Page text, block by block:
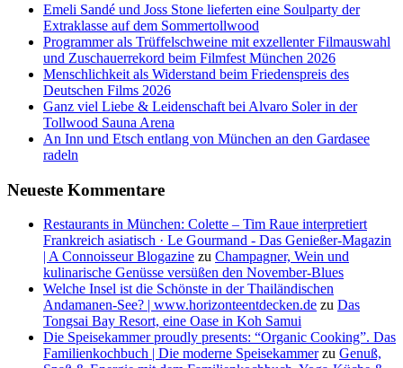
Emeli Sandé und Joss Stone lieferten eine Soulparty der
Extraklasse auf dem Sommertollwood
Programmer als Trüffelschweine mit exzellenter Filmauswahl
und Zuschauerrekord beim Filmfest München 2026
Menschlichkeit als Widerstand beim Friedenspreis des
Deutschen Films 2026
Ganz viel Liebe & Leidenschaft bei Alvaro Soler in der
Tollwood Sauna Arena
An Inn und Etsch entlang von München an den Gardasee
radeln
Neueste Kommentare
Restaurants in München: Colette – Tim Raue interpretiert
Frankreich asiatisch · Le Gourmand - Das Genießer-Magazin
| A Connoisseur Blogazine zu Champagner, Wein und
kulinarische Genüsse versüßen den November-Blues
Welche Insel ist die Schönste in der Thailändischen
Andamanen-See? | www.horizonteentdecken.de zu Das
Tongsai Bay Resort, eine Oase in Koh Samui
Die Speisekammer proudly presents: “Organic Cooking”. Das
Familienkochbuch | Die moderne Speisekammerzu Genuß,